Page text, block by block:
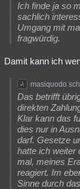
Ich finde ja so
sachlich
Umgang mit
fragwürdig.
Damit kann ich
masiquodo
Das betrifft
direkten
Klar kann das
dies nur in
darf. Gesetze
hatte ich weiter
mal, meines
reagiert. Im
Sinne durch